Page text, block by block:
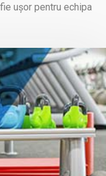
ușor pentru echipa